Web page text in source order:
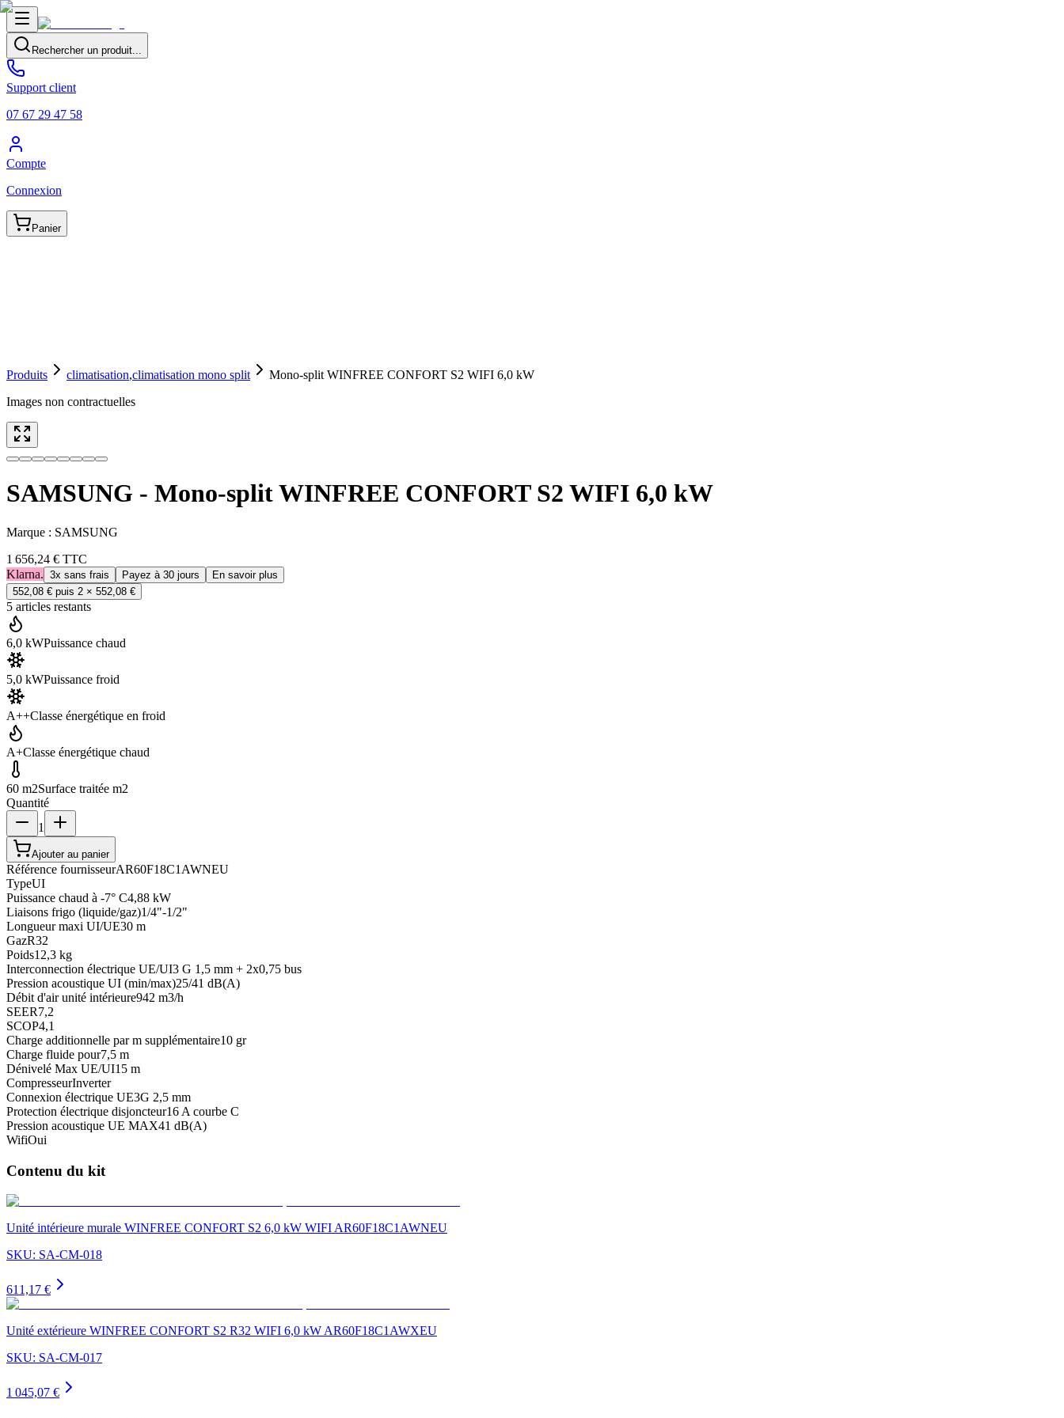
Rechercher un produit...
Support client
07 67 29 47 58
Compte
Connexion
Panier
Produits climatisation,climatisation mono split
Mono-split WINFREE CONFORT S2 WIFI 6,0 kW
Images non contractuelles
SAMSUNG - Mono-split WINFREE CONFORT S2 WIFI 6,0 kW
Marque : SAMSUNG
1 656,24 € TTC
Klarna. 3x sans frais Payez à 30 jours
En savoir plus
552,08 € puis 2 × 552,08 €
5 articles restants
6,0 kWPuissance chaud
5,0 kWPuissance froid
A++Classe énergétique en froid
A+Classe énergétique chaud
60 m2Surface traitée m2
Quantité
1
Ajouter au panier
Référence fournisseurAR60F18C1AWNEU
TypeUI
Puissance chaud à -7° C4,88 kW
Liaisons frigo (liquide/gaz)1/4"-1/2"
Longueur maxi UI/UE30 m
GazR32
Poids12,3 kg
Interconnection électrique UE/UI3 G 1,5 mm + 2x0,75 bus
Pression acoustique UI (min/max)25/41 dB(A)
Débit d'air unité intérieure942 m3/h
SEER7,2
SCOP4,1
Charge additionnelle par m supplémentaire10 gr
Charge fluide pour7,5 m
Dénivelé Max UE/UI15 m
CompresseurInverter
Connexion électrique UE3G 2,5 mm
Protection électrique disjoncteur16 A courbe C
Pression acoustique UE MAX41 dB(A)
WifiOui
Contenu du kit
Unité intérieure murale WINFREE CONFORT S2 6,0 kW WIFI AR60F18C1AWNEU
SKU: SA-CM-018
611,17 €
Unité extérieure WINFREE CONFORT S2 R32 WIFI 6,0 kW AR60F18C1AWXEU
SKU: SA-CM-017
1 045,07 €